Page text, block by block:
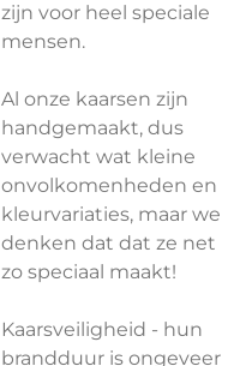
zijn voor heel speciale
mensen.
Al onze kaarsen zijn
handgemaakt, dus
verwacht wat kleine
onvolkomenheden en
kleurvariaties, maar we
denken dat dat ze net
zo speciaal maakt!
Kaarsveiligheid - hun
brandduur is ongeveer